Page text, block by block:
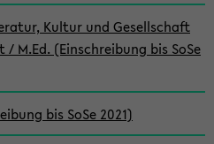
Kultur und Gesellschaft
M.Ed. (Einschreibung bis SoSe
bis SoSe 2021)